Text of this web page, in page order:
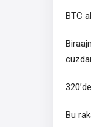
BTC
Bu